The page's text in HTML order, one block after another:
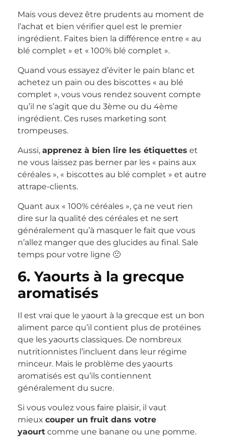
Mais vous devez être prudents au moment de
l’achat et bien vérifier quel est le premier
ingrédient. Faites bien la différence entre « au
blé complet » et « 100% blé complet ».
Quand vous essayez d’éviter le pain blanc et
achetez un pain ou des biscottes « au blé
complet », vous vous rendez souvent compte
qu’il ne s’agit que du 3ème ou du 4ème
ingrédient. Ces ruses marketing sont
trompeuses.
Aussi, apprenez à bien lire les étiquettes et
ne vous laissez pas berner par les « pains aux
céréales », « biscottes au blé complet » et autre
attrape-clients.
Quant aux « 100% céréales », ça ne veut rien
dire sur la qualité des céréales et ne sert
généralement qu’à masquer le fait que vous
n’allez manger que des glucides au final. Sale
temps pour votre ligne 🙁
6. Yaourts à la grecque
aromatisés
Il est vrai que le yaourt à la grecque est un bon
aliment parce qu’il contient plus de protéines
que les yaourts classiques. De nombreux
nutritionnistes l’incluent dans leur régime
minceur. Mais le problème des yaourts
aromatisés est qu’ils contiennent
généralement du sucre.
Si vous voulez vous faire plaisir, il vaut
mieux couper un fruit dans votre
yaourt comme une banane ou une pomme.